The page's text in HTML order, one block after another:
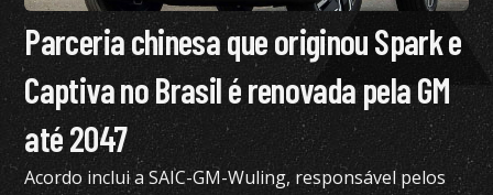
Parceria chinesa que originou Spark e
Captiva no Brasil é renovada pela GM
até 2047
Acordo inclui a SAIC-GM-Wuling, responsável pelos